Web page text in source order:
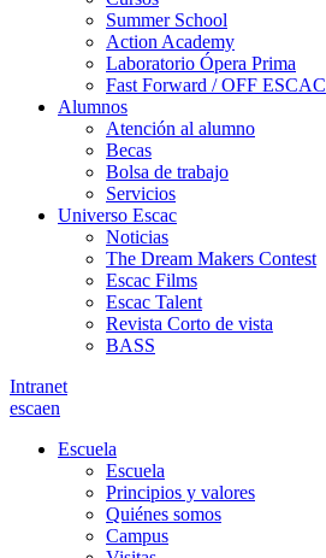
Summer School
Action Academy
Laboratorio Ópera Prima
Fast Forward / OFF ESCAC
Alumnos
Atención al alumno
Becas
Bolsa de trabajo
Servicios
Universo Escac
Noticias
The Dream Makers Contest
Escac Films
Escac Talent
Revista Corto de vista
BASS
Intranet
escaen
Escuela
Escuela
Principios y valores
Quiénes somos
Campus